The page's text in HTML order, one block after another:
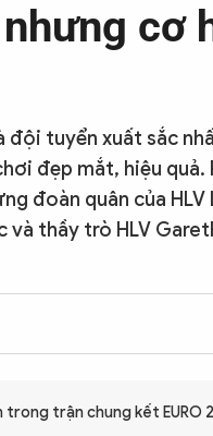
cơ
tuyển xuất sắc
đẹp mắt, hiệu quả.
đoàn quân của
và thầy trò HLV
trong trận chung kết EURO